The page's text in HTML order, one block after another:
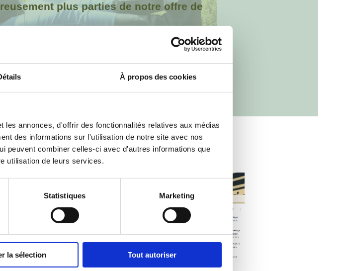
À propos des cookies
les annonces, d'offrir des fonctionnalités relatives aux médias
des informations sur l'utilisation de notre site avec nos
peuvent combiner celles-ci avec d'autres informations que
utilisation de leurs services.
Statistiques Marketing
la sélection Tout autoriser
plus parties de notre offre de
moi !